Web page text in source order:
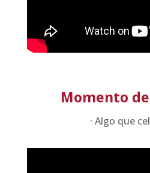
Momento
· Algo que